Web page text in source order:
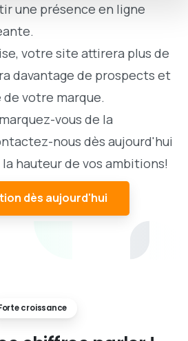
une présence en ligne
votre site attirera plus de
davantage de prospects et
votre marque.
vous de la
nous dès aujourd'hui
hauteur de vos ambitions!
dès aujourd'hui
croissance